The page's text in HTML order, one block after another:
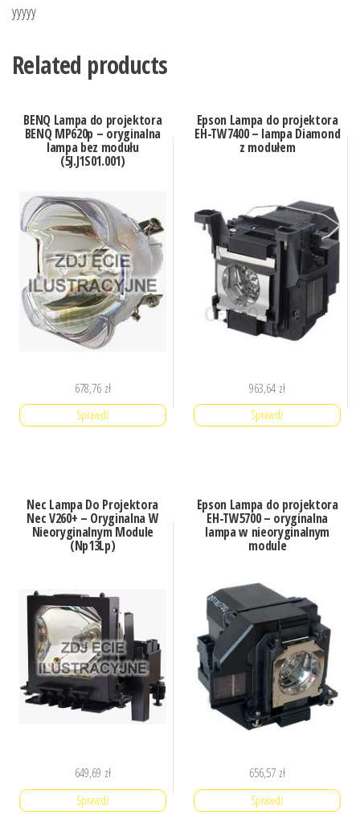
yyyyy
Related products
BENQ Lampa do projektora
BENQ MP620p – oryginalna
lampa bez modułu
(5J.J1S01.001)
678,76 zł
Sprawdź
Epson Lampa do projektora
EH-TW7400 – lampa Diamond
z modułem
963,64 zł
Sprawdź
Nec Lampa Do Projektora
Nec V260+ – Oryginalna W
Nieoryginalnym Module
(Np13Lp)
649,69 zł
Sprawdź
Epson Lampa do projektora
EH-TW5700 – oryginalna
lampa w nieoryginalnym
module
656,57 zł
Sprawdź